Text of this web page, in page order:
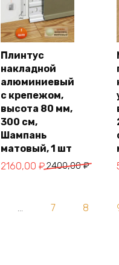
В
корзину
Плинтус
накладной
алюминиевый
с крепежом,
высота 80 мм,
300 см,
Шампань
матовый, 1 шт
2400,00₽
Первоначальная
2400,00 ₽.
2160,00 ₽
Текущая
… 7 8